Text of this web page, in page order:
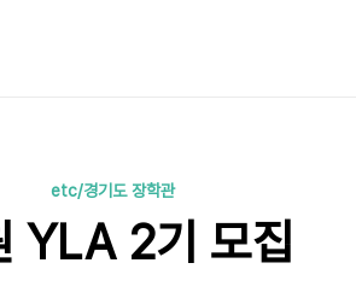
etc/경기도 장학관
YLA 2기 모집